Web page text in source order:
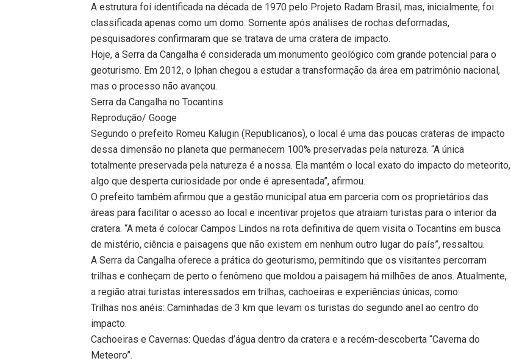
A estrutura foi identificada na década de 1970 pelo Projeto Radam Brasil, mas, inicialmente, foi
classificada apenas como um domo. Somente após análises de rochas deformadas,
pesquisadores confirmaram que se tratava de uma cratera de impacto.
Hoje, a Serra da Cangalha é considerada um monumento geológico com grande potencial para o
geoturismo. Em 2012, o Iphan chegou a estudar a transformação da área em patrimônio nacional,
mas o processo não avançou.
Serra da Cangalha no Tocantins
Reprodução/ Googe
Segundo o prefeito Romeu Kalugin (Republicanos), o local é uma das poucas crateras de impacto
dessa dimensão no planeta que permanecem 100% preservadas pela natureza. “A única
totalmente preservada pela natureza é a nossa. Ela mantém o local exato do impacto do meteorito,
algo que desperta curiosidade por onde é apresentada”, afirmou.
O prefeito também afirmou que a gestão municipal atua em parceria com os proprietários das
áreas para facilitar o acesso ao local e incentivar projetos que atraiam turistas para o interior da
cratera. “A meta é colocar Campos Lindos na rota definitiva de quem visita o Tocantins em busca
de mistério, ciência e paisagens que não existem em nenhum outro lugar do país”, ressaltou.
A Serra da Cangalha oferece a prática do geoturismo, permitindo que os visitantes percorram
trilhas e conheçam de perto o fenômeno que moldou a paisagem há milhões de anos. Atualmente,
a região atrai turistas interessados em trilhas, cachoeiras e experiências únicas, como:
Trilhas nos anéis: Caminhadas de 3 km que levam os turistas do segundo anel ao centro do
impacto.
Cachoeiras e Cavernas: Quedas d’água dentro da cratera e a recém-descoberta “Caverna do
Meteoro”.